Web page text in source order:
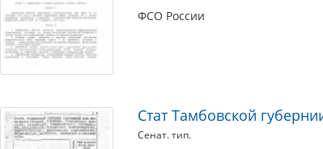
ФСО России
Стат Тамбовской
Сенат. тип.